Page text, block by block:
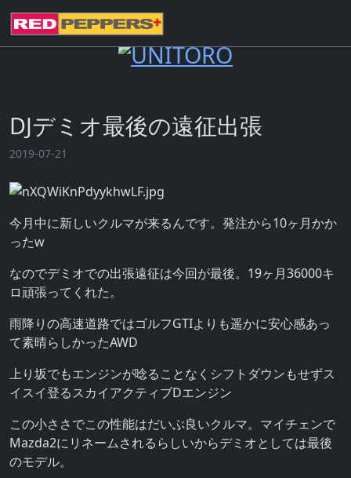
DJデミオ最後の遠征出張
2019-07-21
今月中に新しいクルマが来るんです。発注から10ヶ月かか
ったw
なのでデミオでの出張遠征は今回が最後。19ヶ月36000キ
ロ頑張ってくれた。
雨降りの高速道路ではゴルフGTIよりも遥かに安心感あっ
て素晴らしかったAWD
上り坂でもエンジンが唸ることなくシフトダウンもせずス
イスイ登るスカイアクティブDエンジン
この小ささでこの性能はだいぶ良いクルマ。マイチェンで
Mazda2にリネームされるらしいからデミオとしては最後
のモデル。